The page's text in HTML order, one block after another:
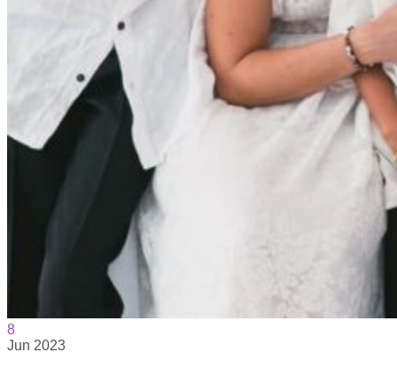
8
Jun 2023